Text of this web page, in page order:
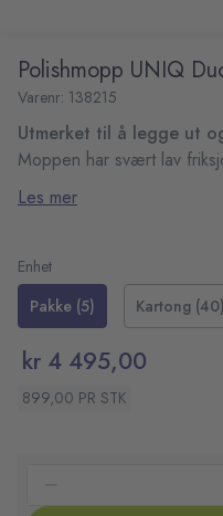
Polishmopp UNIQ
Varenr: 138215
Utmerket til å legge ut
Moppen har svært lav
lavest friksjon.
Les mer
Enhet
Pakke (5)
Kartong (40)
kr 4 495,00
899,00 PR STK